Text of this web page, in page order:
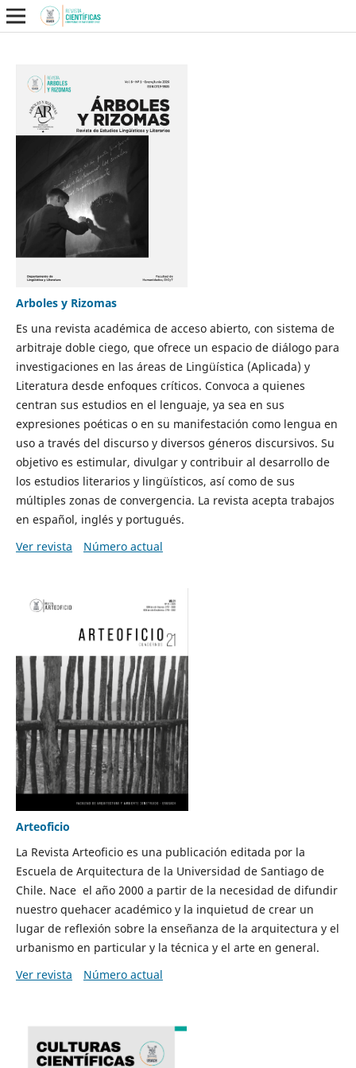
Arboles y Rizomas
Es una revista académica de acceso abierto, con sistema de
arbitraje doble ciego, que ofrece un espacio de diálogo para
investigaciones en las áreas de Lingüística (Aplicada) y
Literatura desde enfoques críticos. Convoca a quienes
centran sus estudios en el lenguaje, ya sea en sus
expresiones poéticas o en su manifestación como lengua en
uso a través del discurso y diversos géneros discursivos. Su
objetivo es estimular, divulgar y contribuir al desarrollo de
los estudios literarios y lingüísticos, así como de sus
múltiples zonas de convergencia. La revista acepta trabajos
en español, inglés y portugués.
Ver revista
Número actual
Arteoficio
La Revista Arteoficio es una publicación editada por la
Escuela de Arquitectura de la Universidad de Santiago de
Chile. Nace el año 2000 a partir de la necesidad de difundir
nuestro quehacer académico y la inquietud de crear un
lugar de reflexión sobre la enseñanza de la arquitectura y el
urbanismo en particular y la técnica y el arte en general.
Ver revista
Número actual